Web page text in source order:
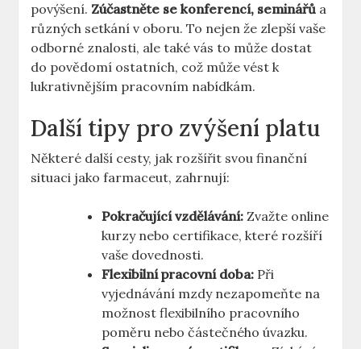
povýšení. Zúčastněte se konferencí, seminářů a
různých setkání v oboru. To nejen že zlepší vaše
odborné znalosti, ale také vás to může dostat
do povědomí ostatních, což může vést k
lukrativnějším pracovním nabídkám.
Další tipy pro zvýšení platu
Některé další cesty, jak rozšířit svou finanční
situaci jako farmaceut, zahrnují:
Pokračující vzdělávání: Zvažte online
kurzy nebo certifikace, které rozšíří
vaše dovednosti.
Flexibilní pracovní doba: Při
vyjednávání mzdy nezapomeňte na
možnost flexibilního pracovního
poměru nebo částečného úvazku.